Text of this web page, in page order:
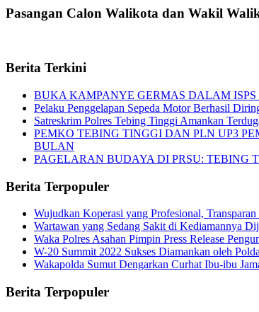
Pasangan Calon Walikota dan Wakil
Berita Terkini
BUKA KAMPANYE GERMAS DALAM
Pelaku Penggelapan Sepeda Motor Berhasil
Satreskrim Polres Tebing Tinggi Amankan
PEMKO TEBING TINGGI DAN PLN UP3
BULAN
PAGELARAN BUDAYA DI PRSU:
Berita Terpopuler
Wujudkan Koperasi yang Profesional,
Wartawan yang Sedang Sakit di Kediamannya
Waka Polres Asahan Pimpin Press Release
W-20 Summit 2022 Sukses Diamankan oleh
Wakapolda Sumut Dengarkan Curhat Ibu-ibu
Berita Terpopuler